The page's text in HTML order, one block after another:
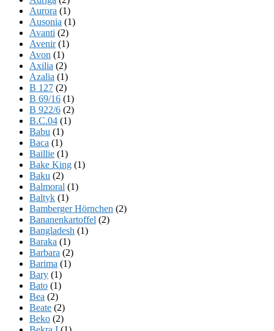
Aurora (1)
Ausonia (1)
Avanti (2)
Avenir(1)
Avon (1)
Axilia (2)
Azalia (1)
B 127 (2)
B 69/16 (1)
B 922/6 (2)
B.C.04 (1)
Babu (1)
Baca (1)
Baillie (1)
Bake King (1)
Baku (2)
Balmoral (1)
Baltyk (1)
Bamberger Hörnchen (2)
Bananenkartoffel (2)
Bangladesh (1)
Baraka (1)
Barbara (2)
Barima (1)
Bary (1)
Bato (1)
Bea (2)
Beate (2)
Beko (2)